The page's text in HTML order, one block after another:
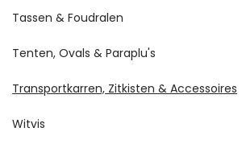
Tassen & Foudralen
Tenten, Ovals & Paraplu's
Transportkarren, Zitkisten & Accessoires
Witvis